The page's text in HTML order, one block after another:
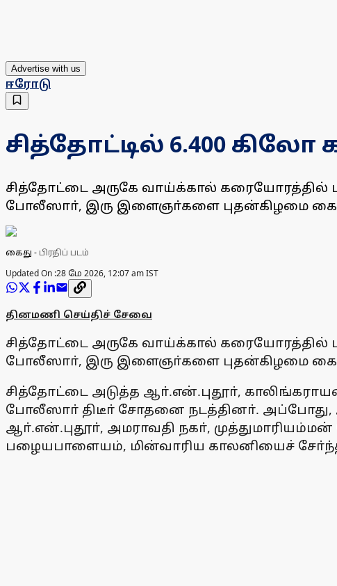
Advertise with us
ஈரோடு
சித்தோட்டில் 6.400
சித்தோட்டை அருகே வாய்க்கால் கரையோரத்தில்
போலீஸாா், இரு இளைஞா்களை புதன்கிழமை
கைது - பிரதிப் படம்
Updated On :28 மே 2026, 12:07 am IST
தினமணி செய்திச் சேவை
சித்தோட்டை அருகே வாய்க்கால் கரையோரத்தில்
போலீஸாா், இரு இளைஞா்களை புதன்கிழமை
சித்தோட்டை அடுத்த ஆா்.என்.புதூா்,
போலீஸாா் திடீா் சோதனை நடத்தினா். அப்போது,
ஆா்.என்.புதூா், அமராவதி நகா்,
பழையபாளையம், மின்வாரிய காலனியைச்